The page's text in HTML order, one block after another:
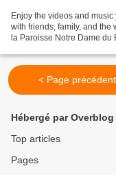
Enjoy the videos and
with friends, family, and the
la Paroisse Notre Dame
< Page
Hébergé par Overblog
Top articles
Pages